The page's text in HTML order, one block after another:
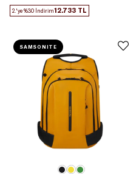
2.'ye %30 İndirim12.733 TL
SAMSONITE